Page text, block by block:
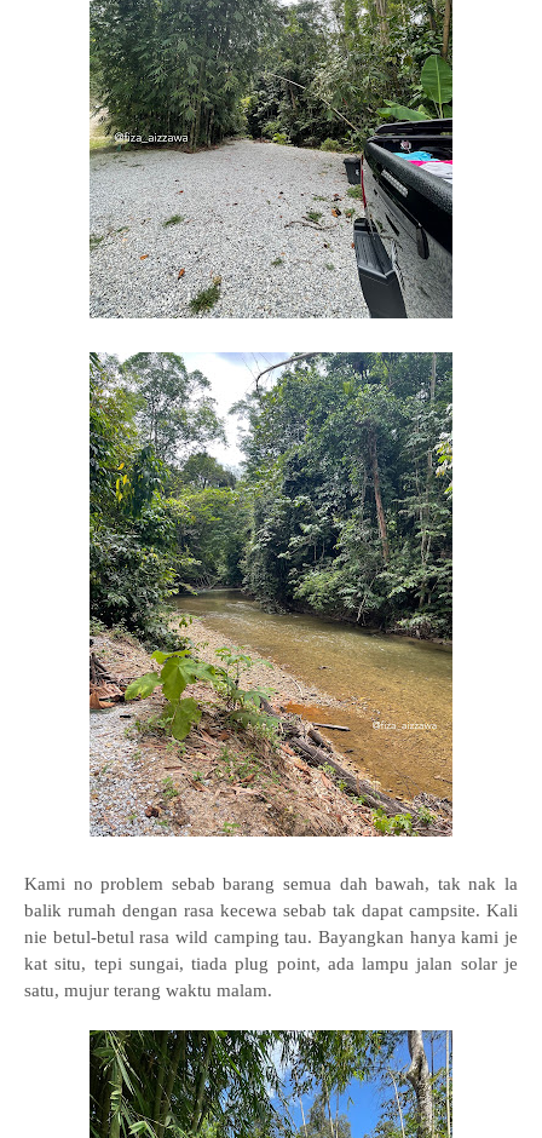
Kami no problem sebab barang semua dah bawah, tak nak la
balik rumah dengan rasa kecewa sebab tak dapat campsite. Kali
nie betul-betul rasa wild camping tau. Bayangkan hanya kami je
kat situ, tepi sungai, tiada plug point, ada lampu jalan solar je
satu, mujur terang waktu malam.